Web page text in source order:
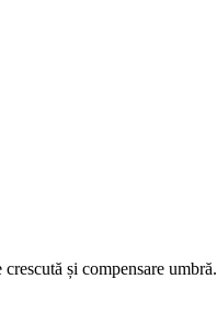
și compensare umbră.